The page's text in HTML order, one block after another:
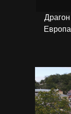
Драгон
Европа